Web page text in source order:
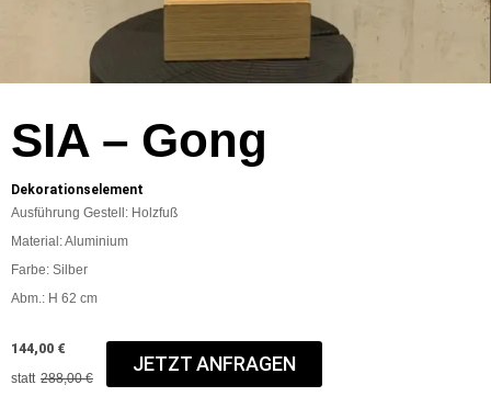
SIA – Gong
Dekorationselement
Ausführung Gestell: Holzfuß
Material: Aluminium
Farbe: Silber
Abm.: H 62 cm
144,00 €
statt 288,00 €
JETZT ANFRAGEN